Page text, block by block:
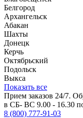
Белгород
Архангельск
Абакан
Шахты
Донецк
Керчь
Октябрьский
Подольск
Выкса
Показать все
Прием заказов 24/7.
в СБ- ВС 9.00 - 16.30
8 (800) 777-91-03